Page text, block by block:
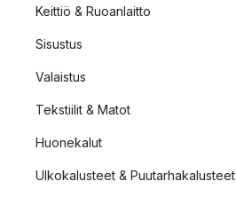
Keittiö & Ruoanlaitto
Sisustus
Valaistus
Tekstiilit & Matot
Huonekalut
Ulkokalusteet & Puutarhakalusteet